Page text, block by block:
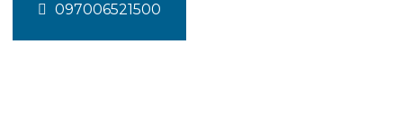
097006521500